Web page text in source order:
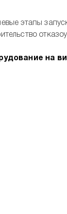
этапы
на